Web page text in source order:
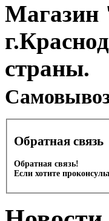
Магазин
страны.
Обратная связь
Обратная связь!
Если хотите